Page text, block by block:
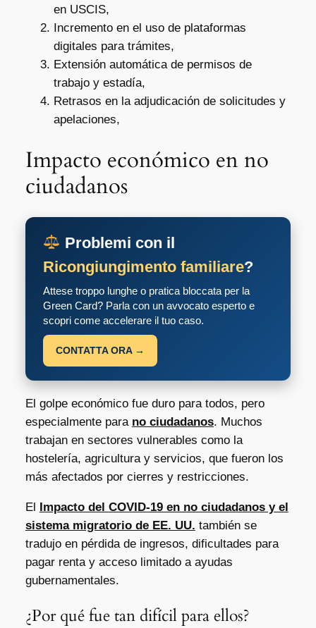
en USCIS,
Incremento en el uso de plataformas
digitales para trámites,
Extensión automática de permisos de
trabajo y estadía,
Retrasos en la adjudicación de solicitudes y
apelaciones,
Impacto económico en no
ciudadanos
Problemi con il
Ricongiungimento familiare?
Attese troppo lunghe o pratica bloccata per la
Green Card? Parla con un avvocato esperto e
scopri come accelerare il tuo caso.
CONTATTA ORA →
El golpe económico fue duro para todos, pero
especialmente para no ciudadanos. Muchos
trabajan en sectores vulnerables como la
hostelería, agricultura y servicios, que fueron los
más afectados por cierres y restricciones.
El Impacto del COVID-19 en no ciudadanos y el
sistema migratorio de EE. UU. también se
tradujo en pérdida de ingresos, dificultades para
pagar renta y acceso limitado a ayudas
gubernamentales.
¿Por qué fue tan difícil para ellos?